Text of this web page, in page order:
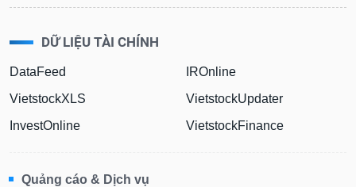
DỮ LIỆU TÀI CHÍNH
DataFeed
VietstockXLS
InvestOnline
IROnline
VietstockUpdater
VietstockFinance
Quảng cáo & Dịch vụ